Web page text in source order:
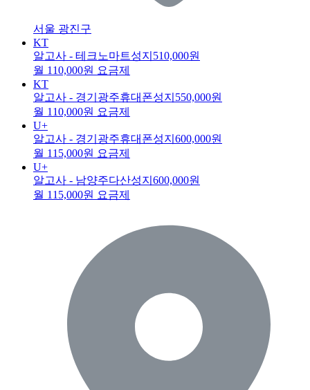
서울 광진구
KT
알고사 - 테크노마트성지 510,000원
월 110,000원 요금제
KT
알고사 - 경기광주휴대폰성지 550,000원
월 110,000원 요금제
U+
알고사 - 경기광주휴대폰성지 600,000원
월 115,000원 요금제
U+
알고사 - 남양주다산성지 600,000원
월 115,000원 요금제